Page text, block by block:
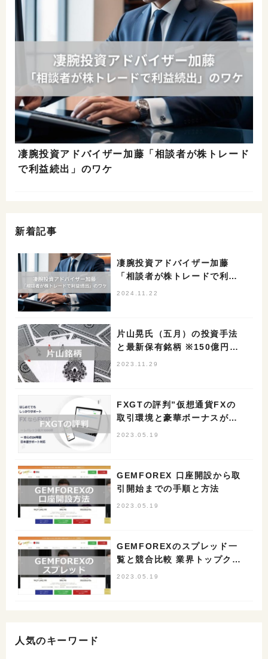
凄腕投資アドバイザー加藤「相談者が株トレード
で利益続出」のワケ
新着記事
凄腕投資アドバイザー加藤
「相談者が株トレードで利益
続出」のワケ
2024.11.22
片山晃氏（五月）の投資手法
と最新保有銘柄 ※150億円投
資家
2023.11.29
FXGTの評判”仮想通貨FXの
取引環境と豪華ボーナスが決
め手”
2023.05.19
GEMFOREX 口座開設から取
引開始までの手順と方法
2023.05.19
GEMFOREXのスプレッド一
覧と競合比較 業界トップクラ
スの狭さ
2023.05.19
人気のキーワード